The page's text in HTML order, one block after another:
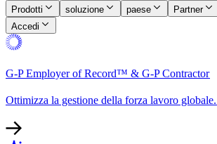
Prodotti​​ soluzione​​ paese​​ Partner​​
Accedi​​
G-P Employer of Record™ & G-P Contractor​​
Ottimizza la gestione della forza lavoro globale.​​